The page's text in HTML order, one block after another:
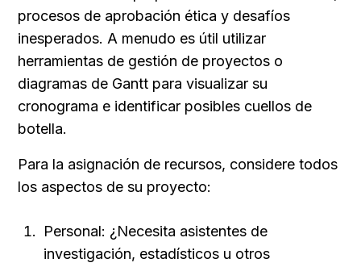
procesos de aprobación ética y desafíos
inesperados. A menudo es útil utilizar
herramientas de gestión de proyectos o
diagramas de Gantt para visualizar su
cronograma e identificar posibles cuellos de
botella.
Para la asignación de recursos, considere todos
los aspectos de su proyecto:
Personal: ¿Necesita asistentes de
investigación, estadísticos u otros